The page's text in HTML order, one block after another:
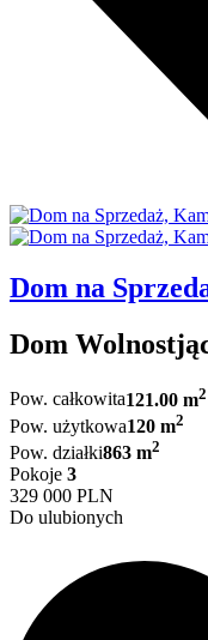
Dom na
Dom
Pow. całkowita121.00 m2
Pow. użytkowa120 m2
Pow. działki863 m2
Pokoje 3
329 000 PLN
Do ulubionych